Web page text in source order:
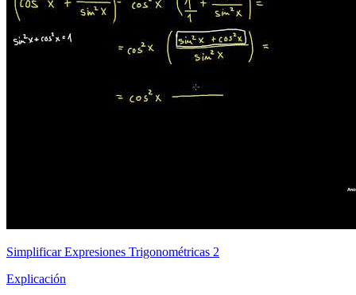
Simplificar Expresiones Trigonométricas 2
Explicación